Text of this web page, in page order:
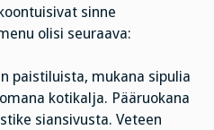
sinne
olisi seuraava:
paistiluista, mukana sipulia
kotikalja. Pääruokana
siansivusta. Veteen